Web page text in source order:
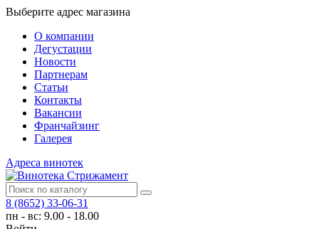
Выберите адрес магазина
О компании
Дегустации
Новости
Партнерам
Статьи
Контакты
Вакансии
Франчайзинг
Галерея
Адреса винотек
8 (8652) 33-06-31
пн - вс: 9.00 - 18.00